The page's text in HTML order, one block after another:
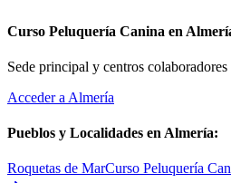
Curso Peluquería Canina en
Sede principal y centros
Acceder a Almería
Pueblos y Localidades en Almería:
Roquetas de MarCurso Peluquería